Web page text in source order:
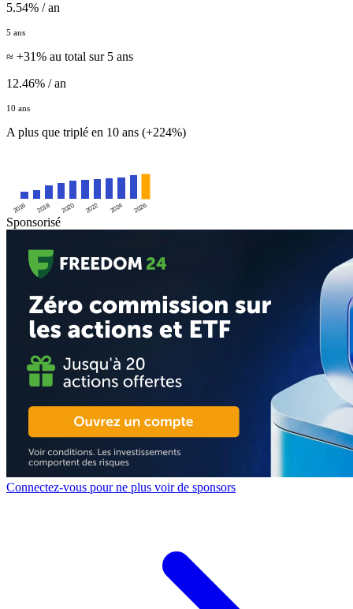
5.54% / an
5 ans
≈ +31% au total sur 5 ans
12.46% / an
10 ans
A plus que triplé en 10 ans (+224%)
2016 2018 2020 2022 2024 2026
Sponsorisé
Connectez-vous pour ne plus voir de sponsors